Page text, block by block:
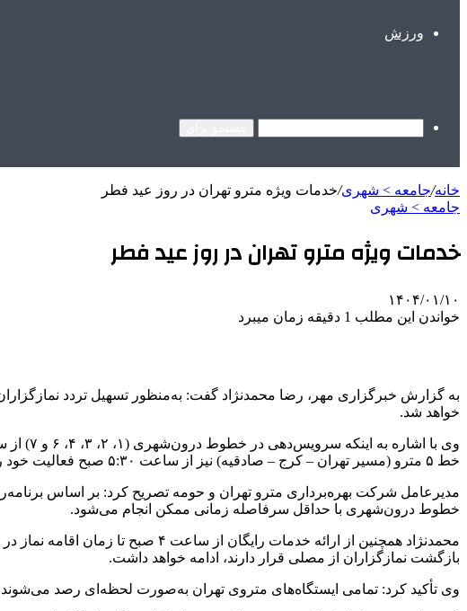
ورزش
خانه/جامعه > شهری/خدمات ویژه مترو تهران در روز عید فطر
جامعه > شهری
خدمات ویژه مترو تهران در روز عید فطر
۱۴۰۴/۰۱/۱۰
خواندن این مطلب 1 دقیقه زمان میبرد
به گزارش خبرگزاری مهر، رضا محمدنژاد گفت: به‌منظور تسهیل تردد
خواهد شد.
خط ۵ مترو (مسیر تهران – کرج – صادقیه) نیز از ساعت ۵:۳۰ صبح فعالیت خود را آغاز خواهد کرد.
مدیرعامل شرکت بهره‌برداری مترو تهران و حومه تصریح کرد: بر اساس
خطوط درون‌شهری با حداقل سرفاصله زمانی ممکن انجام می‌شود.
محمدنژاد همچنین از ارائه خدمات
بازگشت نمازگزاران از مصلی قرار دارند، ادامه خواهد داشت.
وی تأکید کرد: تمامی ایستگاه‌های متروی تهران به‌صورت لحظه‌ای رصد